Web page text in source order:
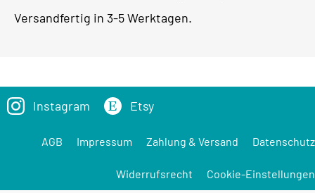
Versandfertig in 3-5 Werktagen.
Instagram Etsy
AGB Impressum Zahlung & Versand Datenschutz
Widerrufsrecht Cookie-Einstellungen